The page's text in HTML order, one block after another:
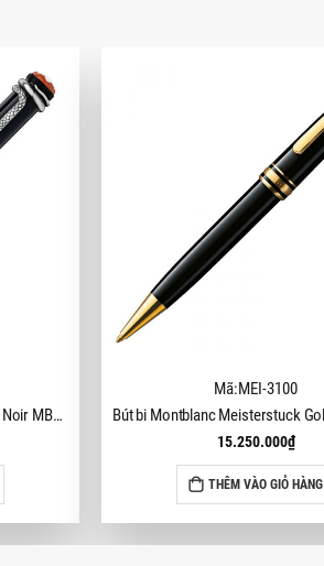
Bút bi Montblanc Heritage Rouge et Noir MB114724
Mã:MEI-3100
15.250.000₫
THÊM VÀO GIỎ HÀNG